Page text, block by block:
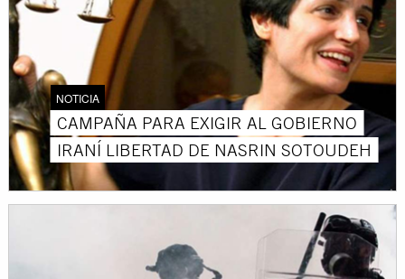
NOTICIA
CAMPAÑA PARA EXIGIR AL GOBIERNO
IRANÍ LIBERTAD DE NASRIN SOTOUDEH